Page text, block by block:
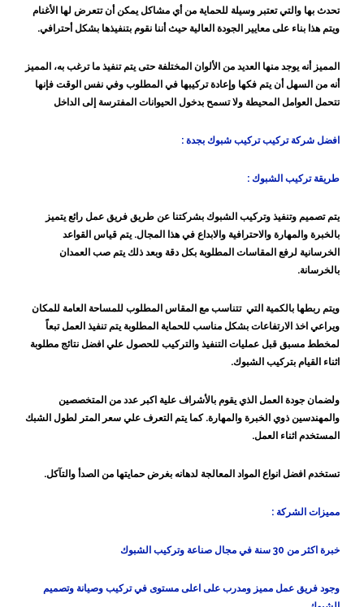
تحدث بها والتي تعتبر وسيلة للحماية من أي مشاكل يمكن أن تتعرض لها الأغنام
ويتم هذا بناء على معايير الجودة العالية حيث أننا نقوم بتنفيذها بشكل أحترافي.
المميز أنه يوجد منها العديد من الألوان المختلفة حتى يتم تنفيذ ما ترغب به، المميز
أنه من السهل أن يتم فكها وإعادة تركيبها في المطلوب وفي نفس الوقت فإنها
تتحمل العوامل المحيطة ولا تسمح بدخول الحيوانات المفترسة إلى الداخل
افضل شركة تركيب تركيب شبوك بجدة :
طريقة تركيب الشبوك :
يتم تصميم وتنفيذ وتركيب الشبوك بشركتنا عن طريق فريق عمل رائع يتميز
بالخبرة والمهارة والاحترافية والابداع في هذا المجال. يتم قياس القواعد
الخرسانية لرفع المقاسات المطلوبة بكل دقة وبعد ذلك يتم صب العمدان
بالخرسانة.
ويتم ربطها بالكمية التي تتناسب مع المقاس المطلوب للمساحة العامة للمكان
ويراعي اخذ الارتفاعات بشكل مناسب للحماية المطلوبة يتم تنفيذ العمل تبعاً
لمخطط مسبق قبل عمليات التنفيذ والتركيب للحصول علي افضل نتائج مطلوبة
اثناء القيام بتركيب الشبوك.
ولضمان جودة العمل الذي يقوم بالأشراف علية اكبر عدد من المتخصصين
والمهندسين ذوي الخبرة والمهارة. كما يتم التعرف علي سعر المتر لطول الشبك
المستخدم اثناء العمل.
تستخدم افضل انواع المواد المعالجة لدهانه بغرض حمايتها من الصدأ والتآكل.
مميزات الشركة :
خبرة اكثر من 30 سنة في مجال صناعة وتركيب الشبوك
وجود فريق عمل مميز ومدرب على اعلى مستوى في تركيب وصيانة وتصميم